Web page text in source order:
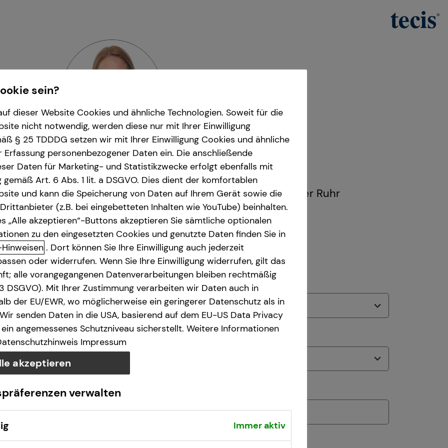
Schüren| Senior Sales Managerin
und Umgebung | Schloßstraße 8-10 | 45468 Mülheim an der Ruhr
sein?
dieser Website Cookies und ähnliche Technologien. Soweit für die
nicht notwendig, werden diese nur mit Ihrer Einwilligung
§ 25 TDDDG setzen wir mit Ihrer Einwilligung Cookies und ähnliche
Erfassung personenbezogener Daten ein. Die anschließende
Daten für Marketing- und Statistikzwecke erfolgt ebenfalls mit
gemäß Art. 6 Abs. 1 lit. a DSGVO. Dies dient der komfortablen
und kann die Speicherung von Daten auf Ihrem Gerät sowie die
(z.B. bei eingebetteten Inhalten wie YouTube) beinhalten.
„Alle akzeptieren“-Buttons akzeptieren Sie sämtliche optionalen
zu den eingesetzten Cookies und genutzte Daten finden Sie in
. Dort können Sie Ihre Einwilligung auch jederzeit
oder widerrufen. Wenn Sie Ihre Einwilligung widerrufen, gilt das
alle vorangegangenen Datenverarbeitungen bleiben rechtmäßig
DSGVO). Mit Ihrer Zustimmung verarbeiten wir Daten auch in
der EU/EWR, wo möglicherweise ein geringerer Datenschutz als in
senden Daten in die USA, basierend auf dem EU-US Data Privacy
angemessenes Schutzniveau sicherstellt. Weitere Informationen
Impressum
akzeptieren
verwalten
Immer aktiv